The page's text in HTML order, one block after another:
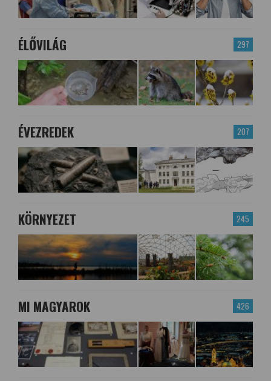
297
ÉLŐVILÁG
207
ÉVEZREDEK
245
KÖRNYEZET
426
MI MAGYAROK